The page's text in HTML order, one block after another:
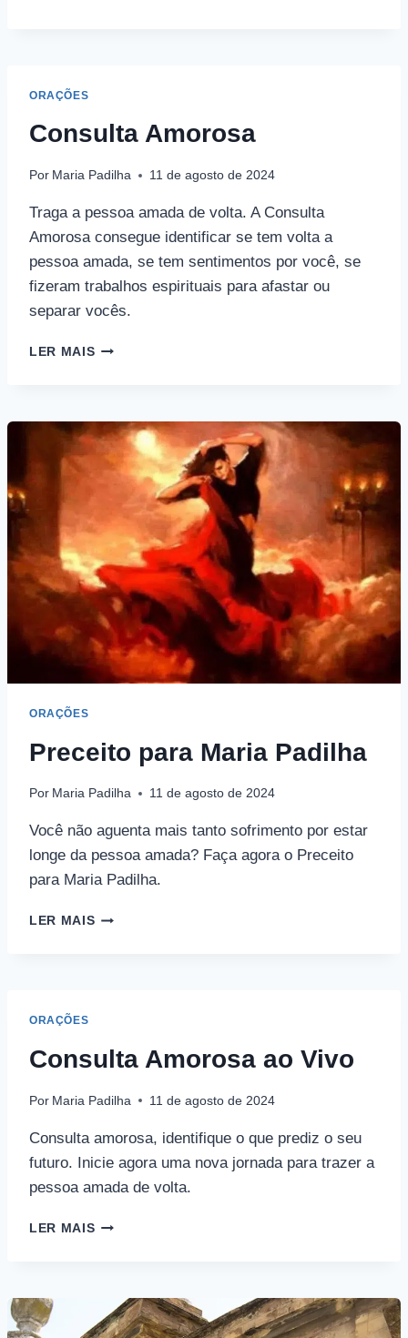
ORAÇÕES
Consulta Amorosa
Por Maria Padilha 11 de agosto de 2024
Traga a pessoa amada de volta. A Consulta
Amorosa consegue identificar se tem volta a
pessoa amada, se tem sentimentos por você, se
fizeram trabalhos espirituais para afastar ou
separar vocês.
LER MAISCONSULTA
ORAÇÕES
Preceito para Maria Padilha
Por Maria Padilha 11 de agosto de 2024
Você não aguenta mais tanto sofrimento por estar
longe da pessoa amada? Faça agora o Preceito
para Maria Padilha.
LER MAISPRECEITO
ORAÇÕES
Consulta Amorosa ao Vivo
Por Maria Padilha 11 de agosto de 2024
Consulta amorosa, identifique o que prediz o seu
futuro. Inicie agora uma nova jornada para trazer a
pessoa amada de volta.
LER MAISCONSULTA